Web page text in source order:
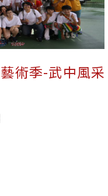
術季-武中風采